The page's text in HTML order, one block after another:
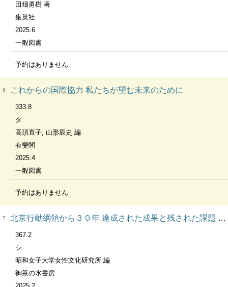
田畑勇樹 著
集英社
2025.6
一般図書
予約はありません
6 これからの国際協力 私たちが望む未来のために
333.8
タ
高須直子, 山形辰史 編
有斐閣
2025.4
一般図書
予約はありません
7 北京行動綱領から３０年 達成された成果と残された課題 昭和女子大学女性文化研究叢書 第14集
367.2
シ
昭和女子大学女性文化研究所 編
御茶の水書房